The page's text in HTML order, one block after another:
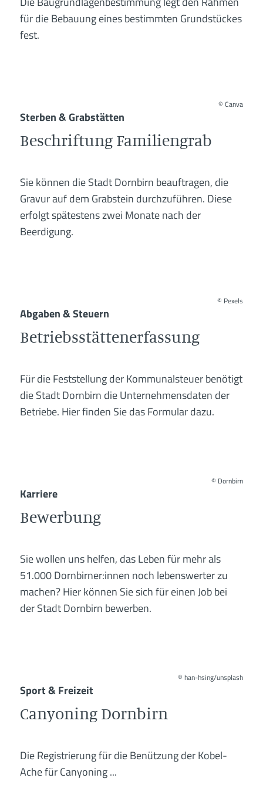
für die Bebauung eines bestimmten Grundstückes
fest.
©Canva
Sterben & Grabstätten
Beschriftung Familiengrab
Sie können die Stadt Dornbirn beauftragen, die
Gravur auf dem Grabstein durchzuführen. Diese
erfolgt spätestens zwei Monate nach der
Beerdigung.
© Pexels
Abgaben & Steuern
Betriebsstättenerfassung
Für die Feststellung der Kommunalsteuer benötigt
die Stadt Dornbirn die Unternehmensdaten der
Betriebe. Hier finden Sie das Formular dazu.
© Dornbirn
Karriere
Bewerbung
Sie wollen uns helfen, das Leben für mehr als
51.000 Dornbirner:innen noch lebenswerter zu
machen? Hier können Sie sich für einen Job bei
der Stadt Dornbirn bewerben.
©han-hsing/unsplash
Sport & Freizeit
Canyoning Dornbirn
Die Registrierung für die Benützung der Kobel-
Ache für Canyoning ...